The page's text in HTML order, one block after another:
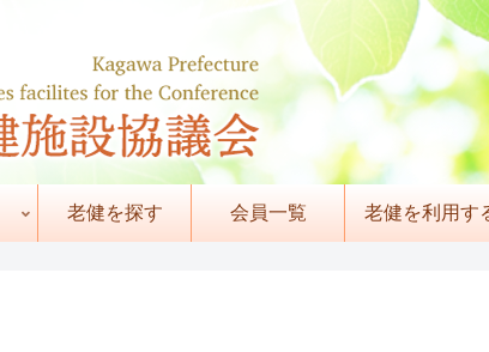
老健を探す 会員一覧 老健を利用す